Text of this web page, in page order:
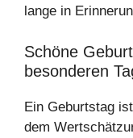
lange in
Schöne
besonderen
Ein Geburtstag
dem